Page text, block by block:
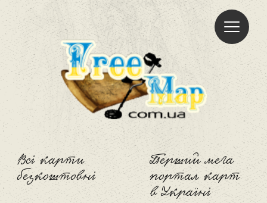
Всі карти
безкоштовні
Freemap
Перший мега
портал карт
в Україні